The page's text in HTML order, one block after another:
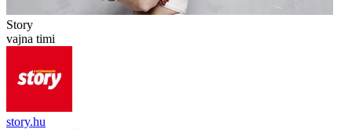
Story
vajna timi
story.hu